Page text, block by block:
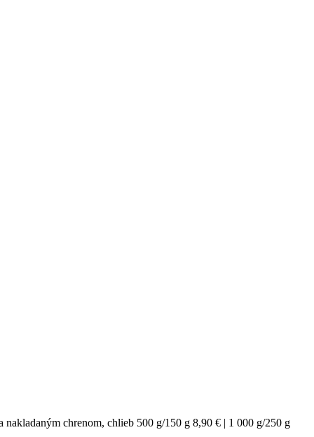
chrenom, chlieb 500 g/150 g 8,90 € | 1 000 g/250 g